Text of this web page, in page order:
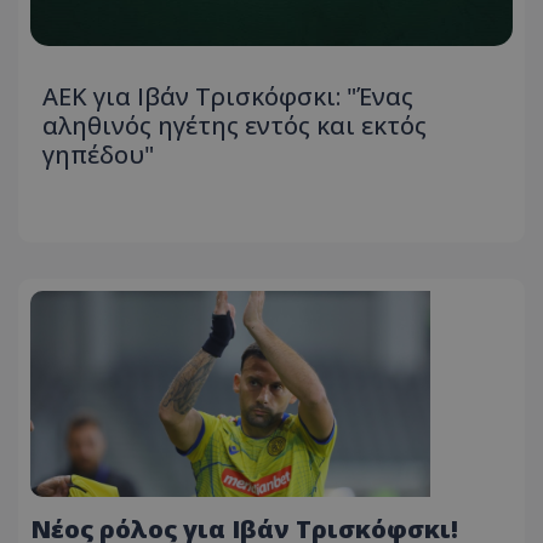
ΑΕΚ για Ιβάν Τρισκόφσκι: "Ένας
αληθινός ηγέτης εντός και εκτός
γηπέδου"
Νέος ρόλος για Ιβάν Τρισκόφσκι!